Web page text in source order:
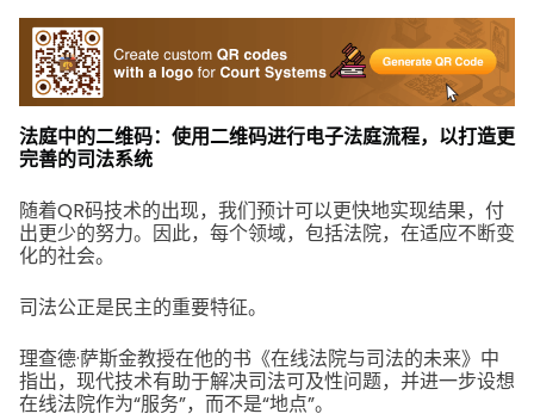
法庭中的二维码：使用二维码进行电子法庭流程，以打造更
完善的司法系统
随着QR码技术的出现，我们预计可以更快地实现结果，付
出更少的努力。因此，每个领域，包括法院，在适应不断变
化的社会。
司法公正是民主的重要特征。
理查德·萨斯金教授在他的书《在线法院与司法的未来》中
指出，现代技术有助于解决司法可及性问题，并进一步设想
在线法院作为“服务”，而不是“地点”。